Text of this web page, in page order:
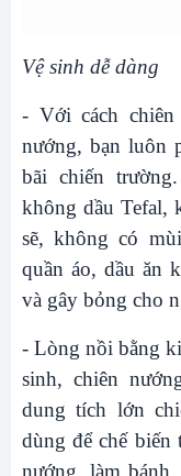
Vệ sinh dễ dàng
- Với cách chiên
nướng, bạn luôn
bãi chiến
không dầu Tefal,
sẽ, không có
quần áo, dầu ăn
và gây bỏng cho
- Lòng nồi bằng
sinh, chiên
dung tích lớn
dùng để chế
nướng, làm